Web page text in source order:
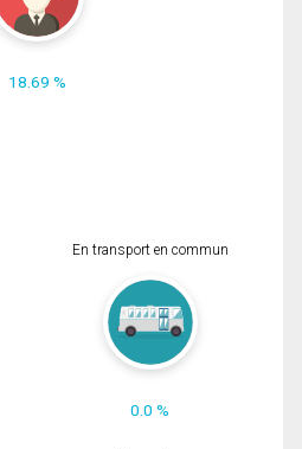
18.69 %
En transport en commun
0.0 %